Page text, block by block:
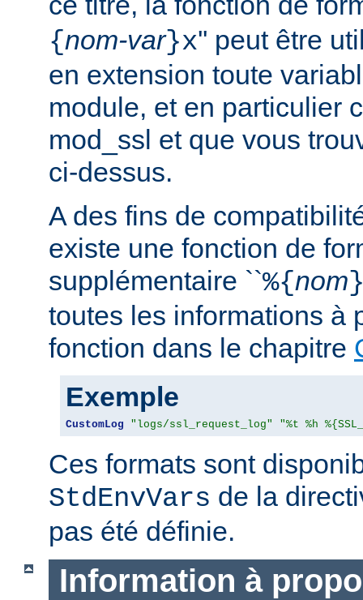
{nom-var}x'' peut être
en extension toute
module, et en particulier
mod_ssl et que vous
ci-dessus.
A des fins de
existe une fonction de
supplémentaire ``%{nom
toutes les informations à
fonction dans le chapitre
Exemple
CustomLog "logs/ssl_request_log" "%t %h
Ces formats sont
StdEnvVars de la
pas été définie.
Information à